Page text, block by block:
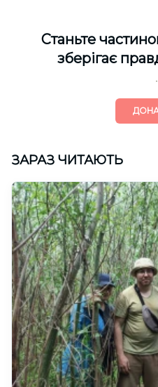
Cтаньте
зберігає
ЗАРАЗ ЧИТАЮТЬ